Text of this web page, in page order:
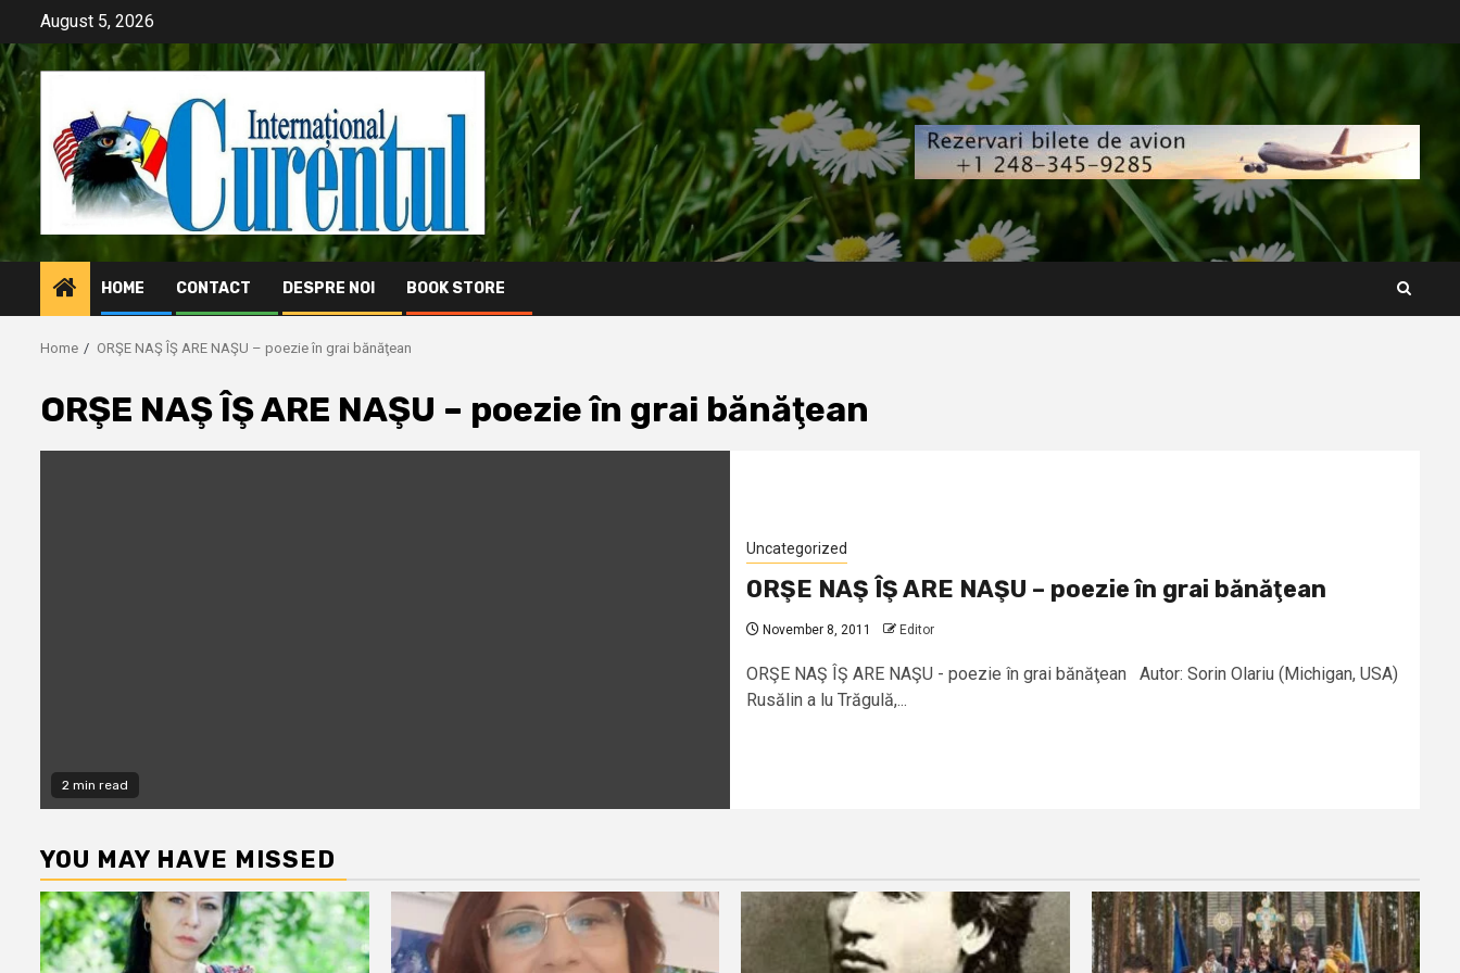
content
August 5, 2026
HOME CONTACT DESPRE NOI BOOK STORE
Home ORŞE NAŞ ÎŞ ARE NAŞU – poezie în grai bănăţean
ORŞE NAŞ ÎŞ ARE NAŞU – poezie în grai bănăţean
2 min read
Uncategorized
ORŞE NAŞ ÎŞ ARE NAŞU – poezie în grai bănăţean
November 8, 2011 Editor
ORŞE NAŞ ÎŞ ARE NAŞU - poezie în grai bănăţean Autor: Sorin Olariu (Michigan, USA)
Rusălin a lu Trăgulă,...
YOU MAY HAVE MISSED